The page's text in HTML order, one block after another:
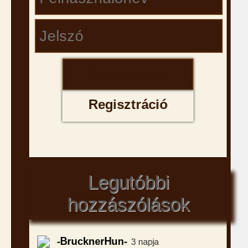
Regisztráció
Legutóbbi
hozzászólások
-BrucknerHun- 3 napja